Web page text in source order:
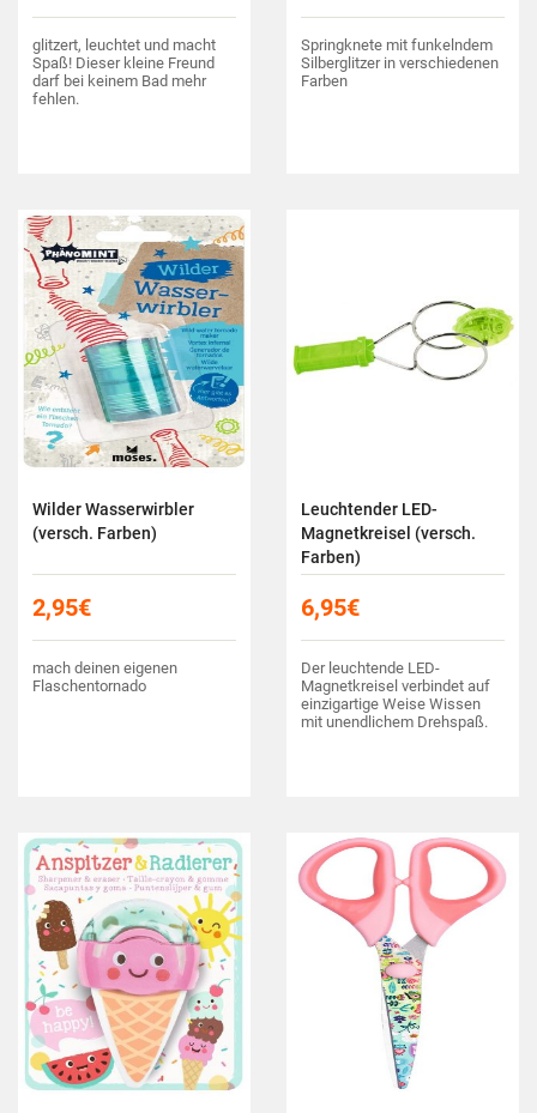
glitzert, leuchtet und macht
Spaß! Dieser kleine Freund
darf bei keinem Bad mehr
fehlen.
Springknete mit funkelndem
Silberglitzer in verschiedenen
Farben
Wilder Wasserwirbler
(versch. Farben)
2,95€
mach deinen eigenen
Flaschentornado
Leuchtender LED-
Magnetkreisel (versch.
Farben)
6,95€
Der leuchtende LED-
Magnetkreisel verbindet auf
einzigartige Weise Wissen
mit unendlichem Drehspaß.